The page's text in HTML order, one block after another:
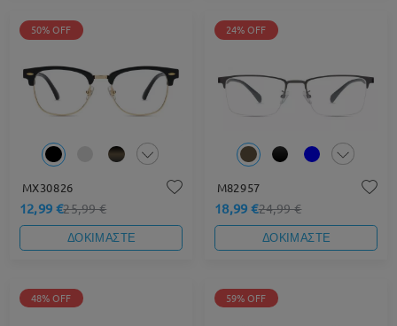
50% OFF
MX30826
12,99 €25,99 €
ΔΟΚΙΜΑΣΤΕ
24% OFF
M82957
18,99 €24,99 €
ΔΟΚΙΜΑΣΤΕ
48% OFF 59% OFF